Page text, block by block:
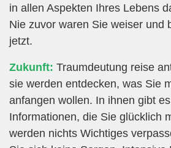
in allen Aspekten Ihres Lebens
Nie zuvor waren Sie weiser und
jetzt.
Zukunft: Traumdeutung reise
sie werden entdecken, was Sie
anfangen wollen. In ihnen gibt
Informationen, die Sie glücklich
werden nichts Wichtiges